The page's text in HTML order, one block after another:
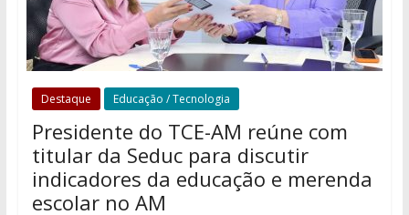
Destaque Educação / Tecnologia
Presidente do TCE-AM reúne com
titular da Seduc para discutir
indicadores da educação e merenda
escolar no AM